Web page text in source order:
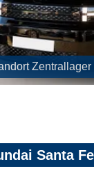
Zentrallager
Santa